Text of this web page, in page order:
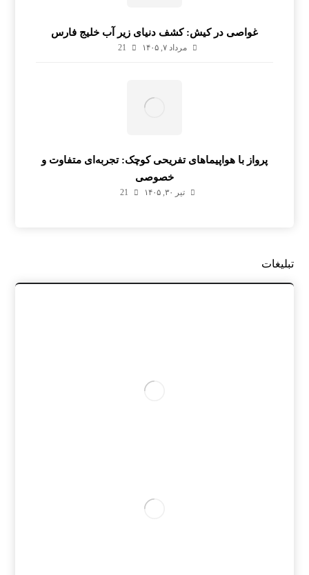
غواصی در کیش: کشف دنیای زیر آب خلیج فارس
مرداد ۷, ۱۴۰۵ 21
پرواز با هواپیماهای تفریحی کوچک: تجربه‌ای متفاوت و
خصوصی
تیر ۳۰, ۱۴۰۵ 21
تبلیغات